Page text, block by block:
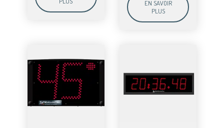
EN SAVOIR
PLUS